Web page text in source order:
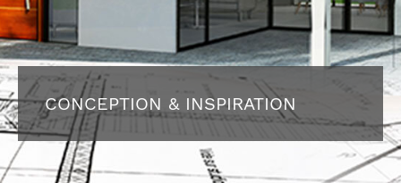
CONCEPTION & INSPIRATION